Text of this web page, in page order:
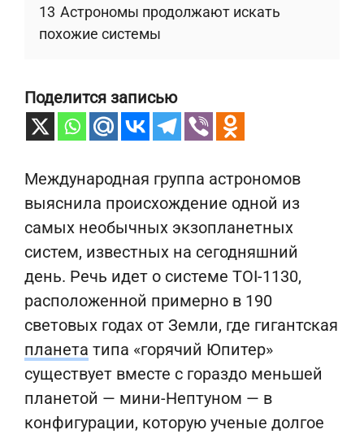
13 Астрономы продолжают искать
похожие системы
Поделится записью
Международная группа астрономов
выяснила происхождение одной из
самых необычных экзопланетных
систем, известных на сегодняшний
день. Речь идет о системе TOI-1130,
расположенной примерно в 190
световых годах от Земли, где гигантская
планета типа «горячий Юпитер»
существует вместе с гораздо меньшей
планетой — мини-Нептуном — в
конфигурации, которую ученые долгое